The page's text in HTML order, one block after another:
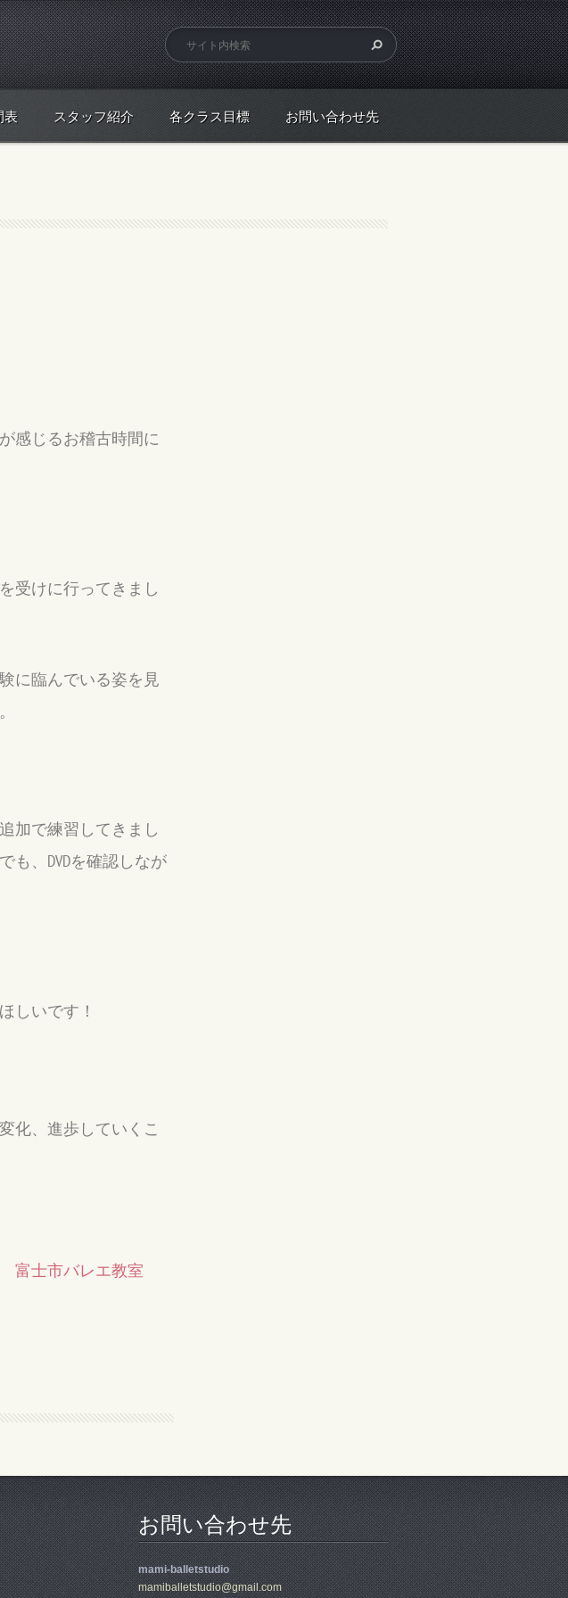
表 スタッフ紹介 各クラス目標 お問い合わせ先
感じるお稽古時間に
受けに行ってきまし
に臨んでいる姿を見
加で練習してきまし
も、DVDを確認しなが
しいです！
化、進歩していくこ
富士市バレエ教室
お問い合わせ先
mami-balletstudio
mamiballetstudio@gmail.com